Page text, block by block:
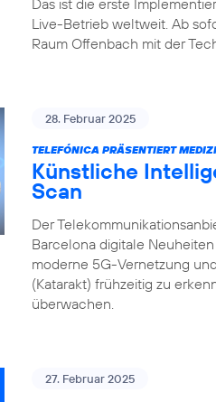
Das ist die erste
Live-Betrieb weltweit. Ab
Raum Offenbach mit der
28. Februar 2025
TELEFÓNICA PRÄSENTIERT
Künstliche
Scan
Der
Barcelona digitale
moderne 5G-Vernetzung
(Katarakt) frühzeitig zu
überwachen.
27. Februar 2025